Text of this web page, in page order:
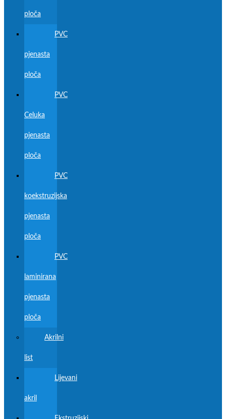
ploča
PVC
pjenasta
ploča
PVC
Celuka
pjenasta
ploča
PVC
koekstruzijska
pjenasta
ploča
PVC
laminirana
pjenasta
ploča
Akrilni
list
Lijevani
akril